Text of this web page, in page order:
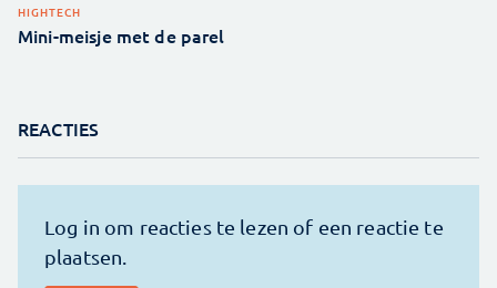
HIGHTECH
Mini-meisje met de parel
REACTIES